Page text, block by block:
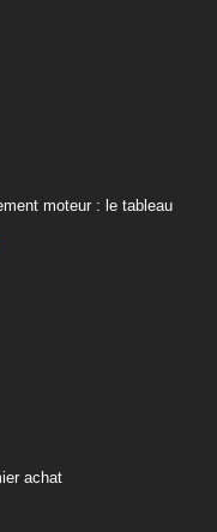
moteur : le tableau
achat